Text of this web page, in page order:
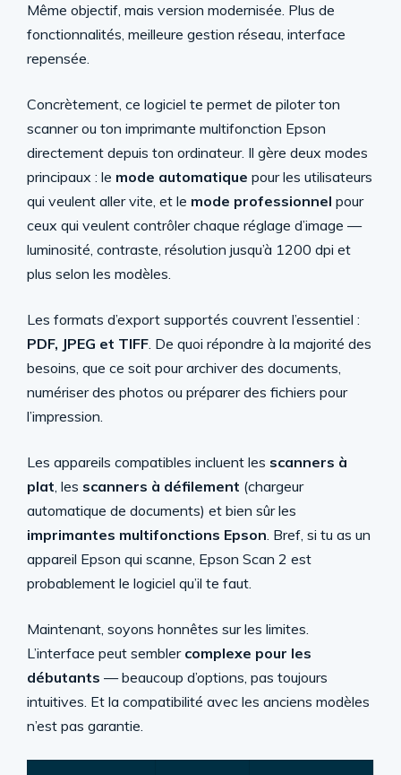
Même objectif, mais version modernisée. Plus de
fonctionnalités, meilleure gestion réseau, interface
repensée.
Concrètement, ce logiciel te permet de piloter ton
scanner ou ton imprimante multifonction Epson
directement depuis ton ordinateur. Il gère deux modes
principaux : le mode automatique pour les utilisateurs
qui veulent aller vite, et le mode professionnel pour
ceux qui veulent contrôler chaque réglage d’image —
luminosité, contraste, résolution jusqu’à 1200 dpi et
plus selon les modèles.
Les formats d’export supportés couvrent l’essentiel :
PDF, JPEG et TIFF. De quoi répondre à la majorité des
besoins, que ce soit pour archiver des documents,
numériser des photos ou préparer des fichiers pour
l’impression.
Les appareils compatibles incluent les scanners à
plat, les scanners à défilement (chargeur
automatique de documents) et bien sûr les
imprimantes multifonctions Epson. Bref, si tu as un
appareil Epson qui scanne, Epson Scan 2 est
probablement le logiciel qu’il te faut.
Maintenant, soyons honnêtes sur les limites.
L’interface peut sembler complexe pour les
débutants — beaucoup d’options, pas toujours
intuitives. Et la compatibilité avec les anciens modèles
n’est pas garantie.